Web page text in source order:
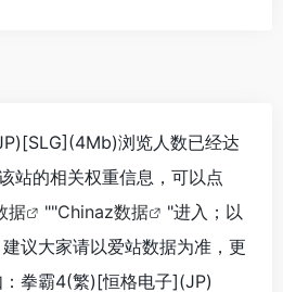
浏览人数已经达
站的相关权重信息，可以点
据 ""Chinaz数据
"进入；以
议大家请以爱站数据为准，更
拳霸4(繁)[恒格电子](JP)